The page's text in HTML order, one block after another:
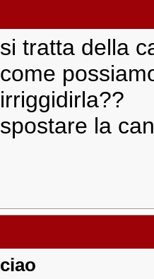
si tratta della
come
irriggidirla??
spostare la
ciao